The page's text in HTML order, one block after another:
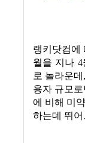
랭키닷컴에
월을 지나 4
로 놀라운데
용자 규모
에 비해 미
하는데 뛰